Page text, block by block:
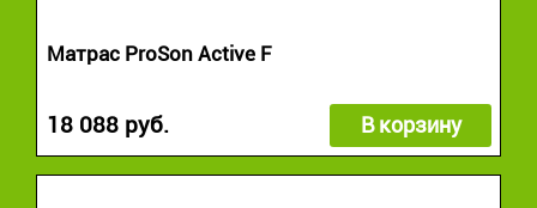
Матрас ProSon Active F
18 088 руб. В корзину